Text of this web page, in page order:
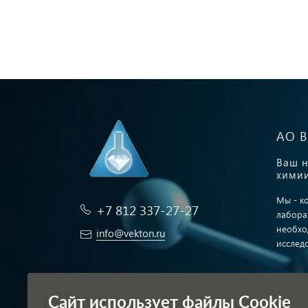
+7 812 337-27-27
info@vekton.ru
АО
Ваш
Мы -
Сайт использует файлы Cookie